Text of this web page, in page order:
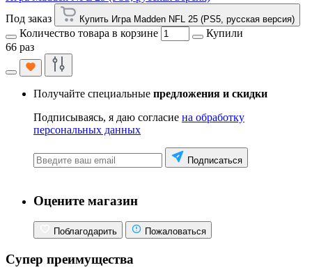
Под заказ
Купить Игра Madden NFL 25 (PS5, русская версия)
Количество товара в корзине
Купили
66 раз
Получайте специальные предложения и скидки
Подписываясь, я даю согласие на обработку
персональных данных
Подписаться
Оцените магазин
Поблагодарить Пожаловаться
Супер преимущества